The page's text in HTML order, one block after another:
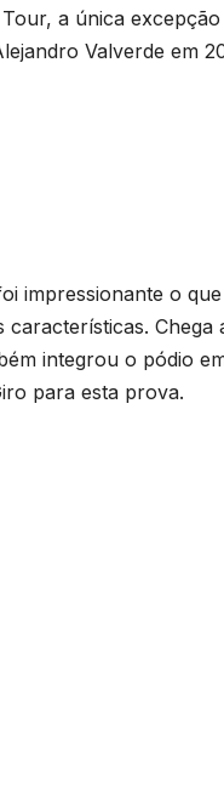
a única
Valverde em
impressionante o
integrou o pódio
para esta prova.